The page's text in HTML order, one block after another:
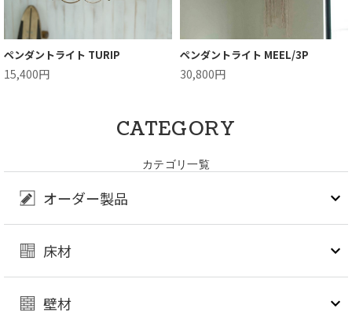
ペンダントライト TURIP
15,400円
ペンダントライト MEEL/3P
30,800円
CATEGORY
カテゴリ一覧
オーダー製品
床材
壁材